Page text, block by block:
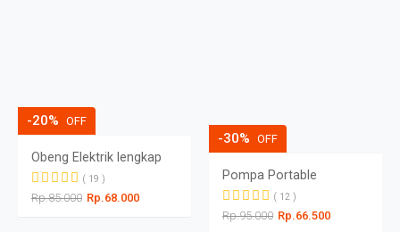
-20% OFF
Obeng Elektrik lengkap
( 19 )
Rp.85.000 Rp.68.000
-30% OFF
Pompa Portable
( 12 )
Rp.95.000 Rp.66.500